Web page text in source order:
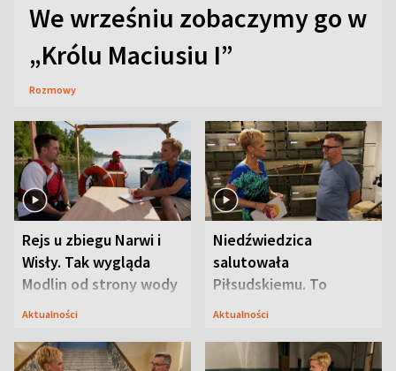
We wrześniu zobaczymy go w
„Królu Maciusiu I”
Rozmowy
Rejs u zbiegu Narwi i
Wisły. Tak wygląda
Modlin od strony wody
Aktualności
Niedźwiedzica
salutowała
Piłsudskiemu. To
niejedyna tajemnica
Aktualności